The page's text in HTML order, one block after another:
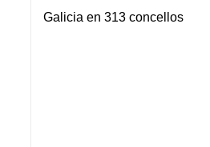
Galicia en 313 concellos